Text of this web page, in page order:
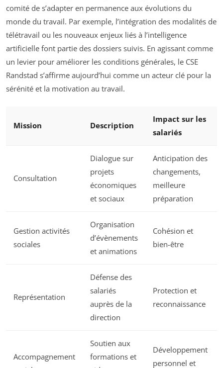
comité de s’adapter en permanence aux évolutions du
monde du travail. Par exemple, l’intégration des modalités de
télétravail ou les nouveaux enjeux liés à l’intelligence
artificielle font partie des dossiers suivis. En agissant comme
un levier pour améliorer les conditions générales, le CSE
Randstad s’affirme aujourd’hui comme un acteur clé pour la
sérénité et la motivation au travail.
Mission Description
Impact sur les
salariés
Consultation
Dialogue sur
projets
économiques
et sociaux
Anticipation des
changements,
meilleure
préparation
Gestion activités
sociales
Organisation
d’évènements
et animations
Cohésion et
bien-être
Représentation
Défense des
salariés
auprès de la
direction
Protection et
reconnaissance
Accompagnement
Soutien aux
formations et
Développement
personnel et